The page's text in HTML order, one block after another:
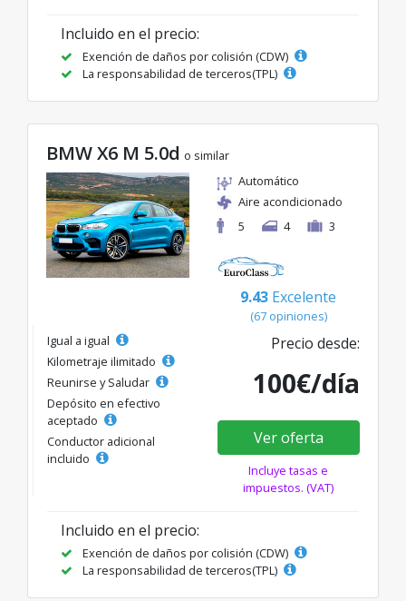
Incluido en el precio:
Exención de daños por colisión (CDW)
La responsabilidad de terceros(TPL)
BMW X6 M 5.0d o similar
Automático
Aire acondicionado
5
4 3
9.43 Excelente
(67 opiniones)
Igual a igual
Kilometraje ilimitado
Reunirse y Saludar
Depósito en efectivo
aceptado
Conductor adicional
incluido
Precio desde:
100€/día
Ver oferta
Incluye tasas e
impuestos. (VAT)
Incluido en el precio:
Exención de daños por colisión (CDW)
La responsabilidad de terceros(TPL)